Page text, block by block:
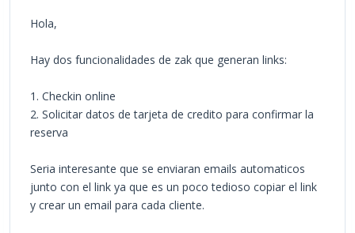
Hola,
Hay dos funcionalidades de zak que generan links:
1. Checkin online
2. Solicitar datos de tarjeta de credito para confirmar la
reserva
Seria interesante que se enviaran emails automaticos
junto con el link ya que es un poco tedioso copiar el link
y crear un email para cada cliente.